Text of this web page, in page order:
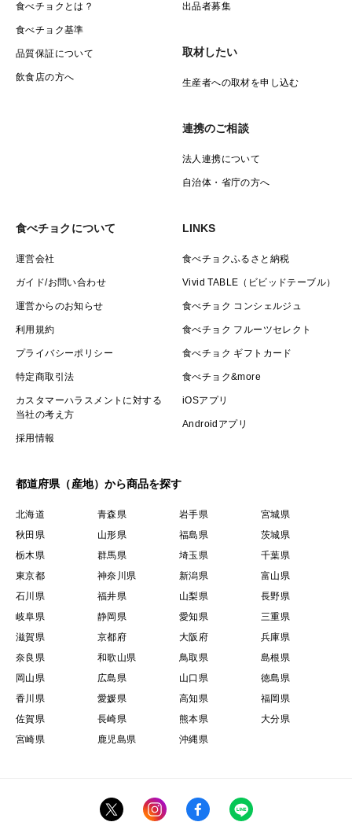
食べチョクとは？
食べチョク基準
品質保証について
飲食店の方へ
出品者募集
取材したい
生産者への取材を申し込む
連携のご相談
法人連携について
自治体・省庁の方へ
食べチョクについて
運営会社
ガイド/お問い合わせ
運営からのお知らせ
利用規約
プライバシーポリシー
特定商取引法
カスタマーハラスメントに対する
当社の考え方
採用情報
LINKS
食べチョクふるさと納税
Vivid TABLE（ビビッドテーブル）
食べチョク コンシェルジュ
食べチョク フルーツセレクト
食べチョク ギフトカード
食べチョク&more
iOSアプリ
Androidアプリ
都道府県（産地）から商品を探す
北海道 青森県 岩手県
宮城県
秋田県
山形県 福島県
茨城県
栃木県
群馬県 埼玉県
千葉県
東京都
神奈川県 新潟県
富山県
石川県
福井県 山梨県
長野県
岐阜県
静岡県 愛知県
三重県
滋賀県
京都府 大阪府
兵庫県
奈良県
和歌山県 鳥取県
島根県
岡山県
広島県 山口県
徳島県
香川県
愛媛県 高知県
福岡県
佐賀県
長崎県 熊本県
大分県
宮崎県
鹿児島県 沖縄県